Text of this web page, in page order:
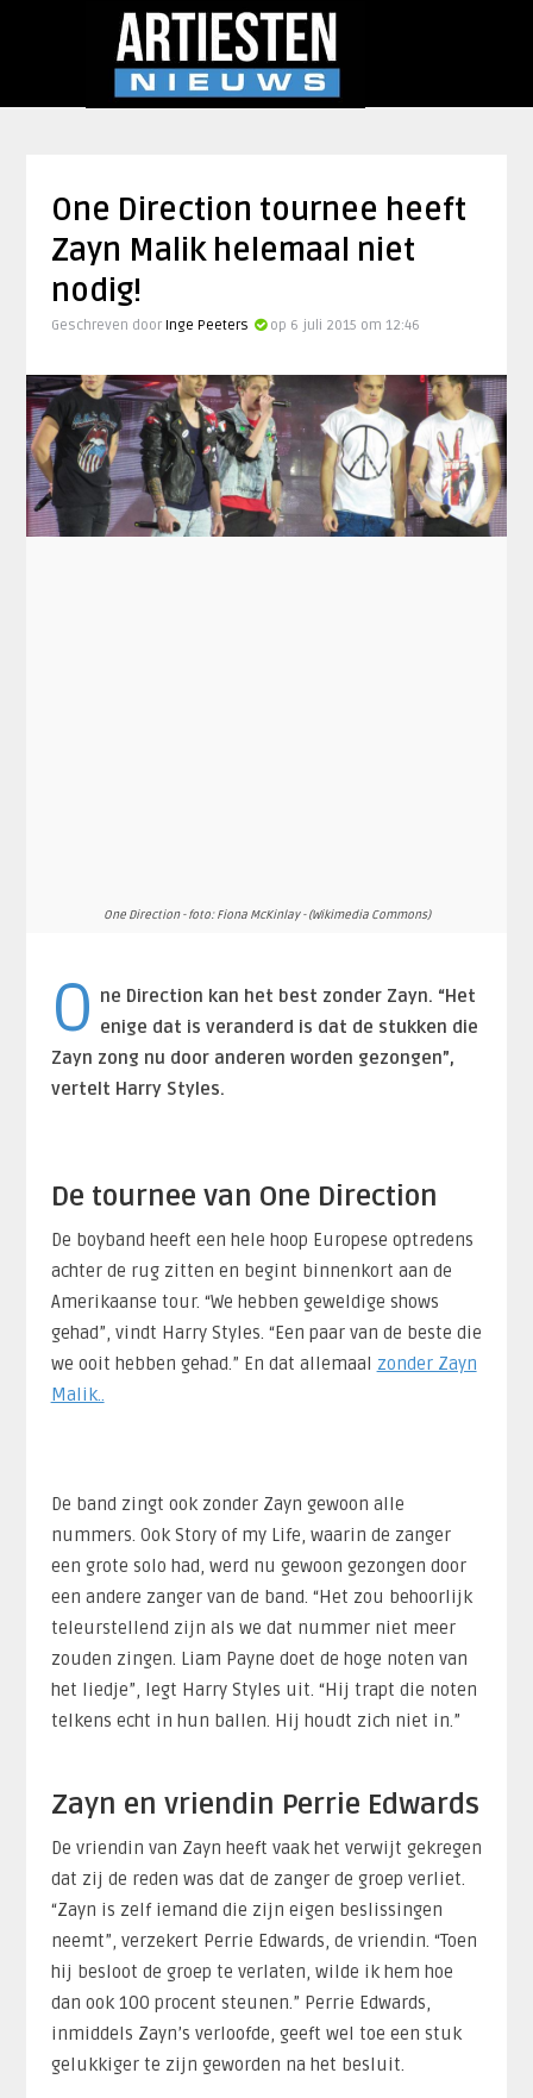
One Direction tournee heeft
Zayn Malik helemaal niet
nodig!
Geschreven door Inge Peeters op 6 juli 2015 om 12:46
One Direction - foto: Fiona McKinlay - (Wikimedia Commons)
O ne Direction kan het best zonder Zayn. “Het
enige dat is veranderd is dat de stukken die
Zayn zong nu door anderen worden gezongen”,
vertelt Harry Styles.
De tournee van One Direction
De boyband heeft een hele hoop Europese optredens
achter de rug zitten en begint binnenkort aan de
Amerikaanse tour. “We hebben geweldige shows
gehad”, vindt Harry Styles. “Een paar van de beste die
we ooit hebben gehad.” En dat allemaal zonder Zayn
Malik..
De band zingt ook zonder Zayn gewoon alle
nummers. Ook Story of my Life, waarin de zanger
een grote solo had, werd nu gewoon gezongen door
een andere zanger van de band. “Het zou behoorlijk
teleurstellend zijn als we dat nummer niet meer
zouden zingen. Liam Payne doet de hoge noten van
het liedje”, legt Harry Styles uit. “Hij trapt die noten
telkens echt in hun ballen. Hij houdt zich niet in.”
Zayn en vriendin Perrie Edwards
De vriendin van Zayn heeft vaak het verwijt gekregen
dat zij de reden was dat de zanger de groep verliet.
“Zayn is zelf iemand die zijn eigen beslissingen
neemt”, verzekert Perrie Edwards, de vriendin. “Toen
hij besloot de groep te verlaten, wilde ik hem hoe
dan ook 100 procent steunen.” Perrie Edwards,
inmiddels Zayn’s verloofde, geeft wel toe een stuk
gelukkiger te zijn geworden na het besluit.